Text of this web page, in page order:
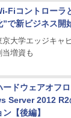
Fiコントローラ
”で新ビジネス開
京大学エッジキャ
当増資も
ードウェアオフ
Server 2012 R2
ン【後編】